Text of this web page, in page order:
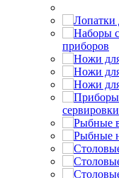
приборов
сервировки